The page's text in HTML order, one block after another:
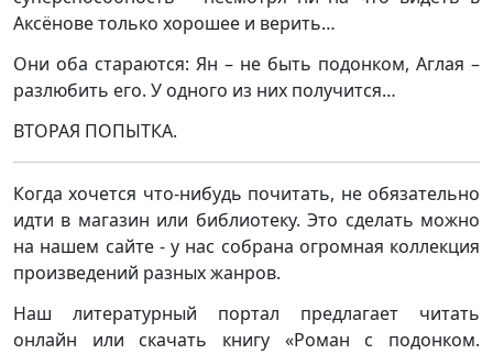
Аксёнове только хорошее и верить…
Они оба стараются: Ян – не быть подонком, Аглая –
разлюбить его. У одного из них получится…
ВТОРАЯ ПОПЫТКА.
Когда хочется что-нибудь почитать, не обязательно
идти в магазин или библиотеку. Это сделать можно
на нашем сайте - у нас собрана огромная коллекция
произведений разных жанров.
Наш литературный портал предлагает читать
онлайн или скачать книгу «Роман с подонком.